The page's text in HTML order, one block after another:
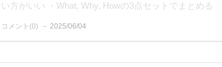
方がいい ・What, Why, Howの3点セットでまとめる
コメント(0) 2025/06/04